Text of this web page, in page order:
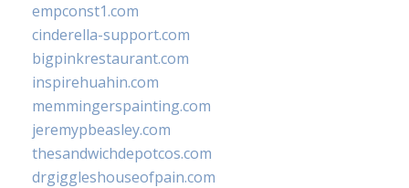
empconst1.com
cinderella-support.com
bigpinkrestaurant.com
inspirehuahin.com
memmingerspainting.com
jeremypbeasley.com
thesandwichdepotcos.com
drgiggleshouseofpain.com